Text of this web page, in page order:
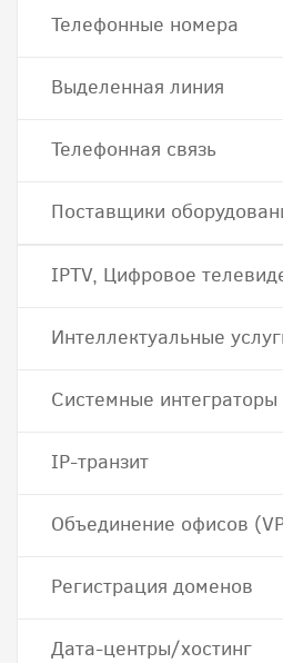
Телефонные номера
Выделенная линия
Телефонная связь
Поставщики
IPTV, Цифровое
Интеллектуальные
Системные интеграторы
IP-транзит
Объединение офисов
Регистрация доменов
Дата-центры/хостинг